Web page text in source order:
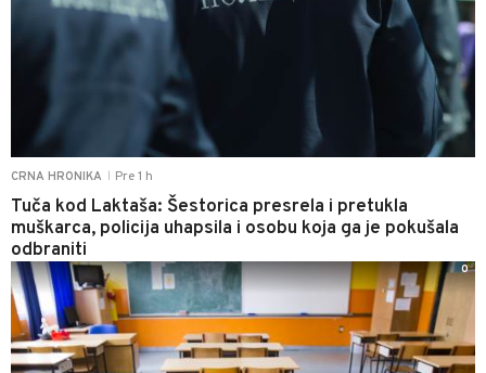
CRNA HRONIKA Pre 1 h
Tuča kod Laktaša: Šestorica presrela i pretukla
muškarca, policija uhapsila i osobu koja ga je pokušala
odbraniti
0